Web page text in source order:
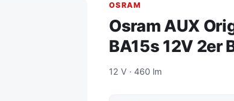
OSRAM
Osram AUX
BA15s 12V 2er
12 V · 460 lm